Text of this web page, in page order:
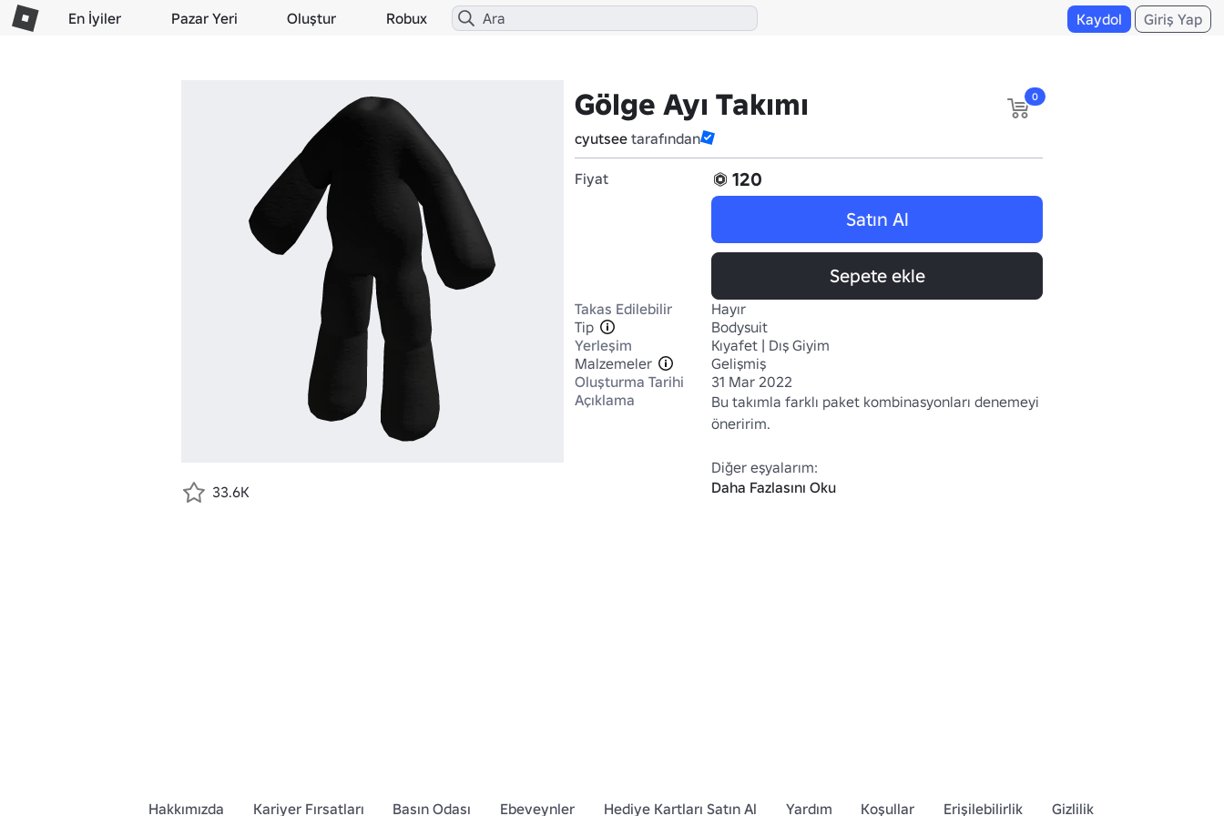
En İyiler Pazar Yeri Oluştur Robux Kaydol Giriş Yap
Gölge Ayı Takımı
cyutsee tarafından
0
Fiyat
120
Satın Al
Sepete ekle
Takas Edilebilir
Hayır
Tip
Bodysuit
Yerleşim
Kıyafet | Dış Giyim
Malzemeler
Gelişmiş
Oluşturma Tarihi
31 Mar 2022
Açıklama
Bu takımla farklı paket kombinasyonları denemeyi
öneririm.
Diğer eşyalarım:
İpucu: https://www.roblox.com/catalog/?
Daha Fazlasını Oku
33.6K
Hakkımızda Kariyer Fırsatları Basın Odası Ebeveynler Hediye Kartları Satın Al Yardım Koşullar Erişilebilirlik Gizlilik